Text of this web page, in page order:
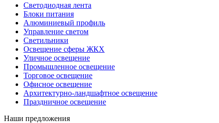
Светодиодная лента
Блоки питания
Алюминиевый профиль
Управление светом
Светильники
Освещение сферы ЖКХ
Уличное освещение
Промышленное освещение
Торговое освещение
Офисное освещение
Архитектурно-ландшафтное освещение
Праздничное освещение
Наши предложения